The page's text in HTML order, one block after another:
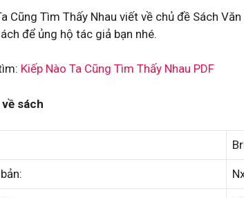
Cũng Tìm Thấy Nhau viết về chủ đề Sách
để ủng hộ tác giả bạn nhé.
Kiếp Nào Ta Cũng Tìm Thấy Nhau PDF
sách